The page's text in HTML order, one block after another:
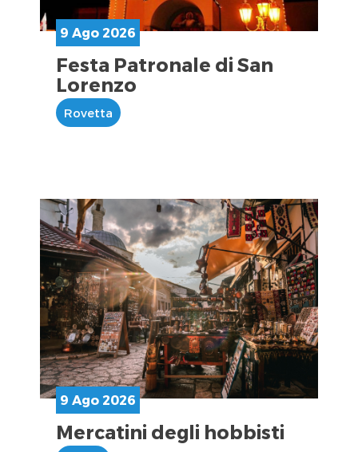
9 Ago 2026
Festa Patronale di San
Lorenzo
Rovetta
9 Ago 2026
Mercatini degli hobbisti